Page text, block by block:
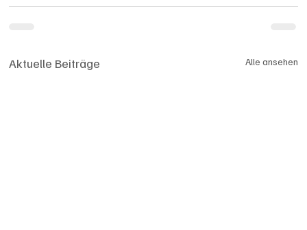
Aktuelle Beiträge Alle ansehen